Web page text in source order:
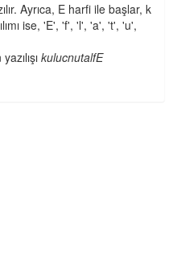
Ayrıca, E harfi ile başlar, k
ise, 'E', 'f', 'l', 'a', 't', 'u',
kulucnutalfE